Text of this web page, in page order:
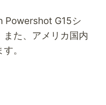
Powershot G15シ
た、 アメリカ国内
。